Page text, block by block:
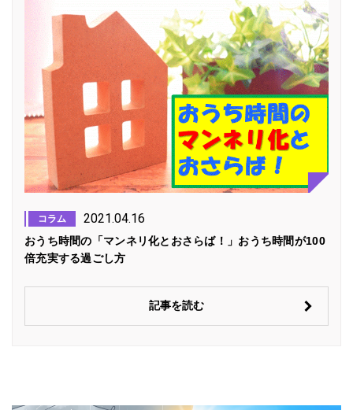
コラム 2021.04.16
おうち時間の「マンネリ化とおさらば！」おうち時間が100
倍充実する過ごし方
記事を読む